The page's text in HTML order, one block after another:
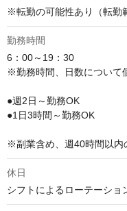
※転勤の可能性あり（転勤
勤務時間
6：00～19：30
※勤務時間、日数について
●週2日～勤務OK
●1日3時間～勤務OK
※副業含め、週40時間以内
休日
シフトによるローテーショ